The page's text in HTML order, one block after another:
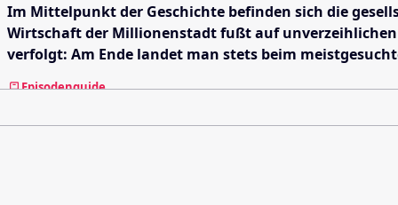
Im Mittelpunkt der Geschichte befinden sich die
Wirtschaft der Millionenstadt fußt auf
verfolgt: Am Ende landet man stets beim
Episodenguide